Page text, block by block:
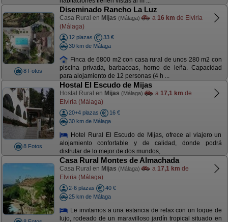
8 Fotos
Diseminado Rancho La Luz
Casa Rural en Mijas (Málaga) a 16 km de Elviria
(Málaga)
12 plazas
33 €
30 km de Málaga
Finca de 6800 m2 con casa rural de unos 280 m2 con
piscina privada, barbacoas, horno de leña. Capacidad
para alojamiento de 12 personas (4 h ...
8 Fotos
Hostal El Escudo de Mijas
Hostal Rural en Mijas (Málaga) a 17,1 km de
Elviria (Málaga)
20+4 plazas
16 €
30 km de Málaga
Hotel Rural El Escudo de Mijas, ofrece al viajero un
alojamiento confortable y de calidad, donde podrá
disfrutar de lo mejor de dos mundos, ...
Casa Rural Montes de Almachada
Casa Rural en Mijas (Málaga) a 17,1 km de
Elviria (Málaga)
2-6 plazas
40 €
25 km de Málaga
Le invitamos a una estancia de relax con un toque de
lujo, rodeado de un maravilloso jardín tropical situado en